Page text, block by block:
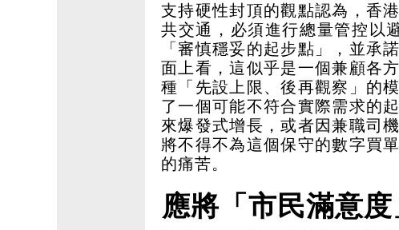
支持硬性封頂的觀點認為，香
共交通，必須進行總量管控以
「審慎穩妥的起步點」，並承
面上看，這似乎是一個兼顧各
種「先設上限、後再觀察」的
了一個可能不符合實際需求的
來爆發式增長，或者因兼職司
將不得不為這個保守的數字買
的痛苦。
應將「市民滿意